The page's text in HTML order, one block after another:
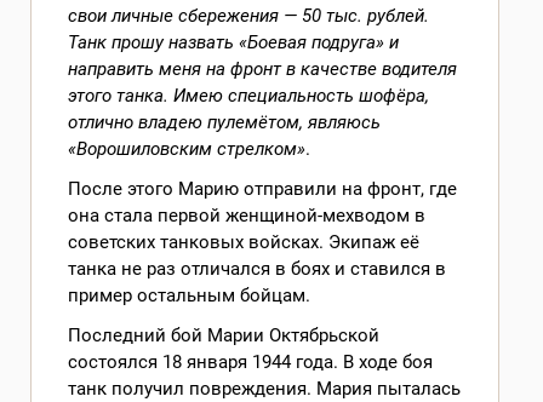
свои личные сбережения — 50 тыс. рублей.
Танк прошу назвать «Боевая подруга» и
направить меня на фронт в качестве водителя
этого танка. Имею специальность шофёра,
отлично владею пулемётом, являюсь
«Ворошиловским стрелком».
После этого Марию отправили на фронт, где
она стала первой женщиной-мехводом в
советских танковых войсках. Экипаж её
танка не раз отличался в боях и ставился в
пример остальным бойцам.
Последний бой Марии Октябрьской
состоялся 18 января 1944 года. В ходе боя
танк получил повреждения. Мария пыталась